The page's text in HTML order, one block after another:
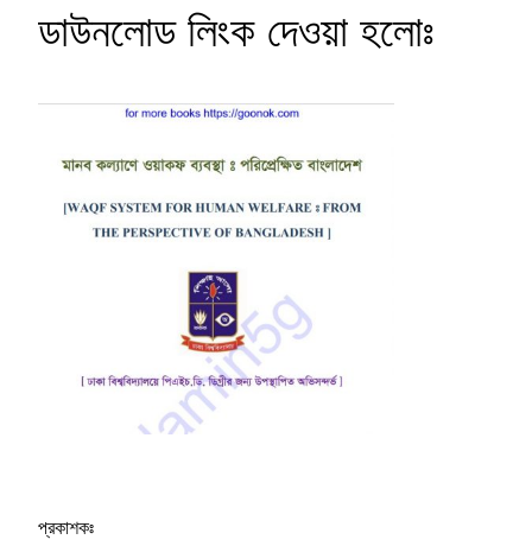
ডাউনলোড লিংক দেওয়া হলোঃ
প্রকাশকঃ